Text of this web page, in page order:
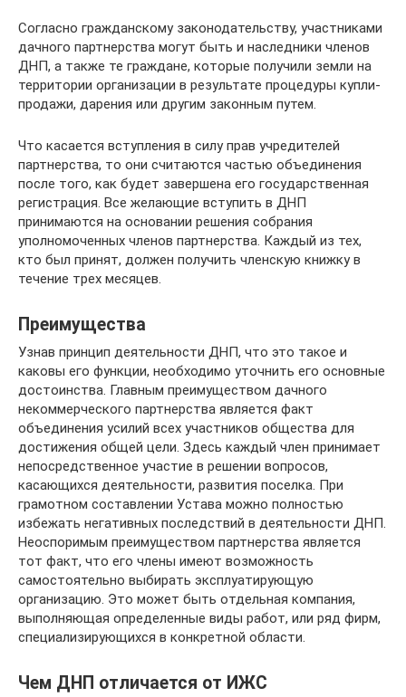
Согласно гражданскому законодательству, участниками
дачного партнерства могут быть и наследники членов
ДНП, а также те граждане, которые получили земли на
территории организации в результате процедуры купли-
продажи, дарения или другим законным путем.
Что касается вступления в силу прав учредителей
партнерства, то они считаются частью объединения
после того, как будет завершена его государственная
регистрация. Все желающие вступить в ДНП
принимаются на основании решения собрания
уполномоченных членов партнерства. Каждый из тех,
кто был принят, должен получить членскую книжку в
течение трех месяцев.
Преимущества
Узнав принцип деятельности ДНП, что это такое и
каковы его функции, необходимо уточнить его основные
достоинства. Главным преимуществом дачного
некоммерческого партнерства является факт
объединения усилий всех участников общества для
достижения общей цели. Здесь каждый член принимает
непосредственное участие в решении вопросов,
касающихся деятельности, развития поселка. При
грамотном составлении Устава можно полностью
избежать негативных последствий в деятельности ДНП.
Неоспоримым преимуществом партнерства является
тот факт, что его члены имеют возможность
самостоятельно выбирать эксплуатирующую
организацию. Это может быть отдельная компания,
выполняющая определенные виды работ, или ряд фирм,
специализирующихся в конкретной области.
Чем ДНП отличается от ИЖС